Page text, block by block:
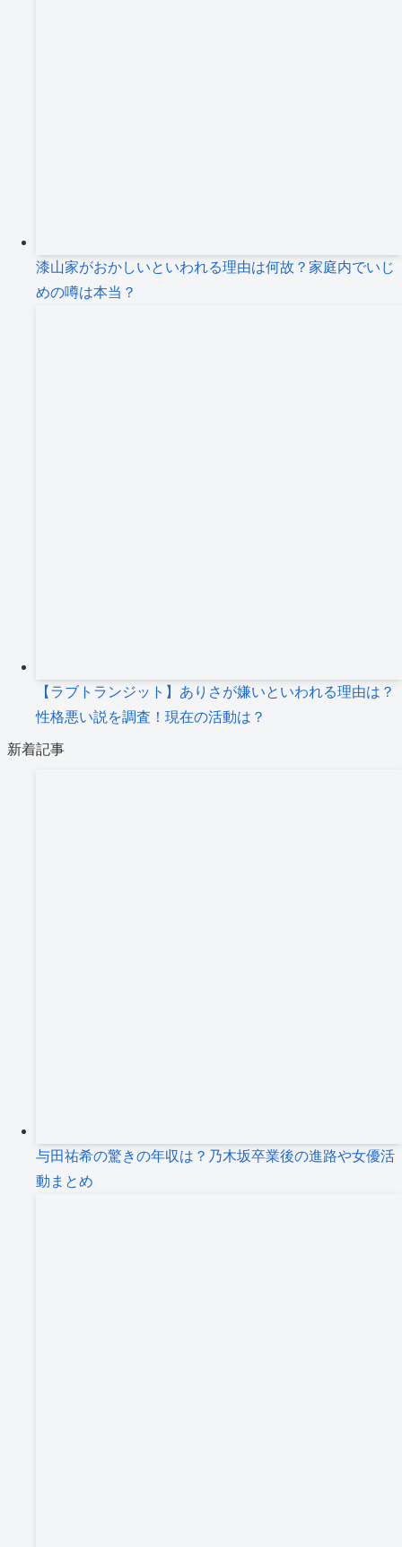
漆山家がおかしいといわれる理由は何故？家庭内でいじ
めの噂は本当？
【ラブトランジット】ありさが嫌いといわれる理由は？
性格悪い説を調査！現在の活動は？
新着記事
与田祐希の驚きの年収は？乃木坂卒業後の進路や女優活
動まとめ